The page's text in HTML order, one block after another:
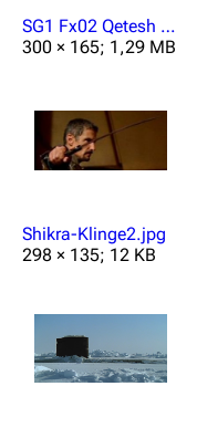
Stargate
Stargate
Stargate
Stargate-
Das
SG1 Fx02 Qetesh Ringtransporter.gif
300 × 165; 1,29 MB
Shikra-Klinge2.jpg
298 × 135; 12 KB